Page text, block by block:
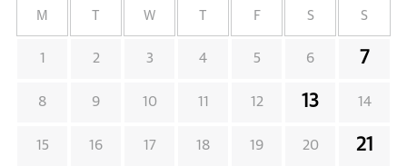
M W F S S
1 2 3 4 5 6 7
8 9 10 11 12 13 14
15 16 17 18 19 20 21